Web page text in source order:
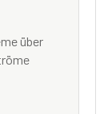
über